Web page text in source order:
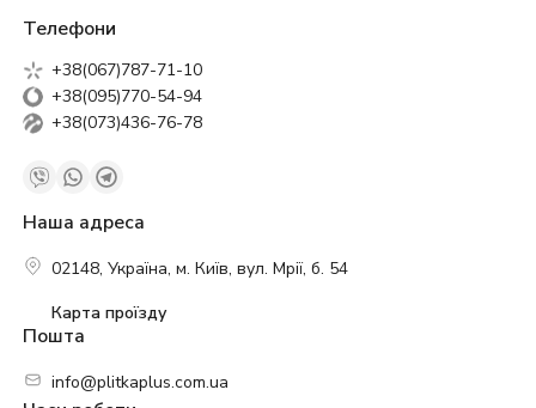
Телефони
+38(067)787-71-10
+38(095)770-54-94
+38(073)436-76-78
Наша адреса
02148, Україна, м. Київ, вул. Мрії, б. 54
Карта проїзду
Пошта
info@plitkaplus.com.ua